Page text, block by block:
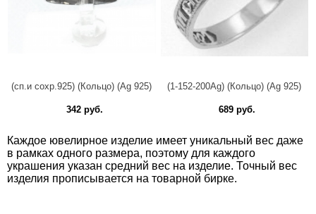
(сп.и сохр.925) (Кольцо) (Ag 925)
342 руб.
(1-152-200Ag) (Кольцо) (Ag 925)
689 руб.
Каждое ювелирное изделие имеет уникальный вес даже
в рамках одного размера, поэтому для каждого
украшения указан средний вес на изделие. Точный вес
изделия прописывается на товарной бирке.